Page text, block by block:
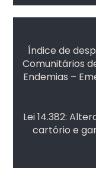
Índice de
Comunitários
Endemias –
Lei 14.382:
cartório e